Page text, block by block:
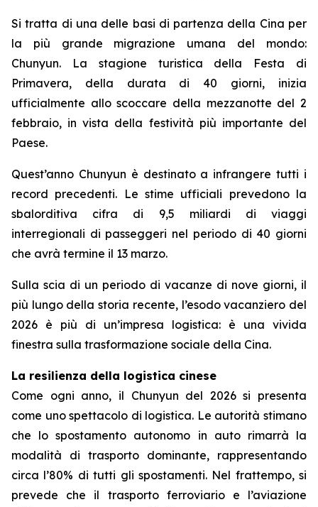
Si tratta di una delle basi di partenza della Cina per
la più grande migrazione umana del mondo:
Chunyun. La stagione turistica della Festa di
Primavera, della durata di 40 giorni, inizia
ufficialmente allo scoccare della mezzanotte del 2
febbraio, in vista della festività più importante del
Paese.
Quest’anno Chunyun è destinato a infrangere tutti i
record precedenti. Le stime ufficiali prevedono la
sbalorditiva cifra di 9,5 miliardi di viaggi
interregionali di passeggeri nel periodo di 40 giorni
che avrà termine il 13 marzo.
Sulla scia di un periodo di vacanze di nove giorni, il
più lungo della storia recente, l’esodo vacanziero del
2026 è più di un’impresa logistica: è una vivida
finestra sulla trasformazione sociale della Cina.
La resilienza della logistica cinese
Come ogni anno, il Chunyun del 2026 si presenta
come uno spettacolo di logistica. Le autorità stimano
che lo spostamento autonomo in auto rimarrà la
modalità di trasporto dominante, rappresentando
circa l’80% di tutti gli spostamenti. Nel frattempo, si
prevede che il trasporto ferroviario e l’aviazione